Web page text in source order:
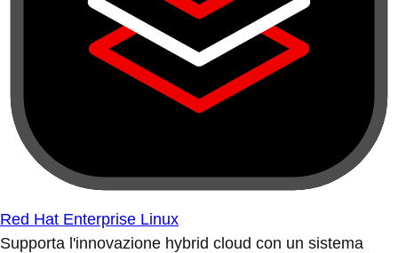
Red Hat Enterprise Linux
Supporta l'innovazione hybrid cloud con un sistema